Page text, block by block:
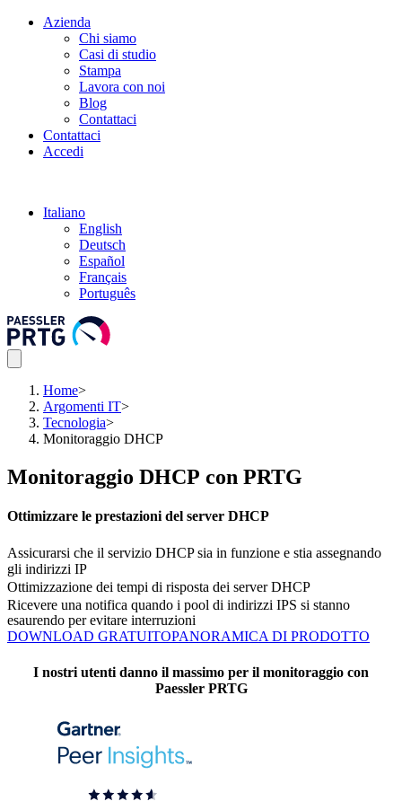
Azienda
Chi siamo
Casi di studio
Stampa
Lavora con noi
Blog
Contattaci
Contattaci
Accedi
Italiano
English
Deutsch
Español
Français
Português
Home>
Argomenti IT>
Tecnologia>
Monitoraggio DHCP
Monitoraggio DHCP con PRTG
Ottimizzare le prestazioni del server DHCP
Assicurarsi che il servizio DHCP sia in funzione e stia assegnando
gli indirizzi IP
Ottimizzazione dei tempi di risposta dei server DHCP
Ricevere una notifica quando i pool di indirizzi IPS si stanno
esaurendo per evitare interruzioni
DOWNLOAD GRATUITOPANORAMICA DI PRODOTTO
I nostri utenti danno il massimo per il monitoraggio con
Paessler PRTG